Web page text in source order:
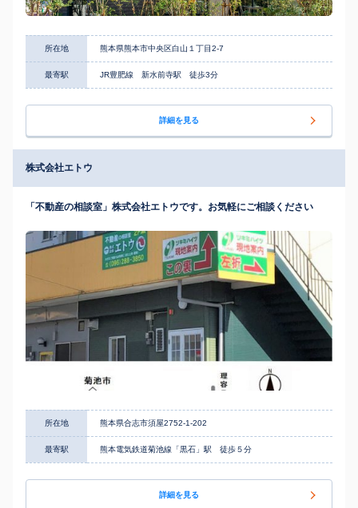
所在地 熊本県熊本市中央区白山１丁目2-7
最寄駅 JR豊肥線 新水前寺駅 徒歩3分
詳細を見る
株式会社エトウ
「不動産の相談室」株式会社エトウです。お気軽にご相談ください
所在地 熊本県合志市須屋2752-1-202
最寄駅 熊本電気鉄道菊池線「黒石」駅 徒歩５分
詳細を見る